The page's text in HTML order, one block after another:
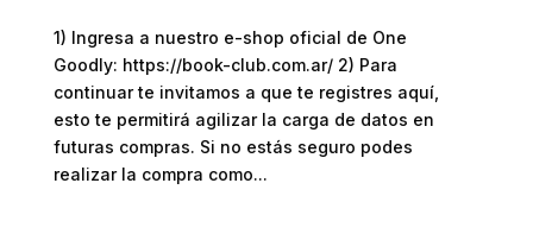
1) Ingresa a nuestro e-shop oficial de One
Goodly: https://book-club.com.ar/ 2) Para
continuar te invitamos a que te registres aquí,
esto te permitirá agilizar la carga de datos en
futuras compras. Si no estás seguro podes
realizar la compra como...